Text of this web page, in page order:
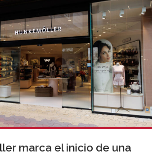
marca el inicio de una